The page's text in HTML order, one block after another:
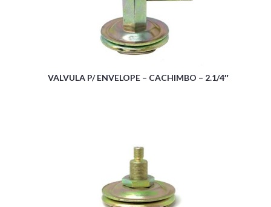
VALVULA P/ ENVELOPE – CACHIMBO – 2.1/4″